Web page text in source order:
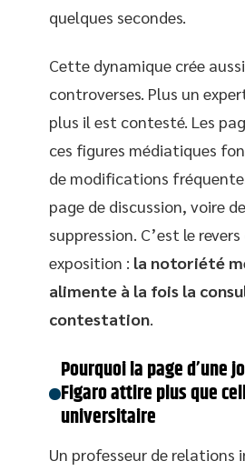
quelques secondes.
Cette dynamique crée
controverses. Plus un
plus il est contesté. Les
ces figures médiatiques
de modifications
page de discussion, voire
suppression. C’est le
exposition : la notoriété
alimente à la fois la
contestation.
Pourquoi la page d’une
Figaro attire plus que
universitaire
Un professeur de relations